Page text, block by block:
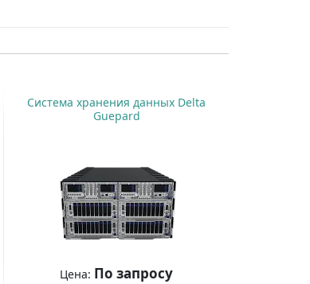
Система хранения данных Delta
Guepard
Цена: По запросу